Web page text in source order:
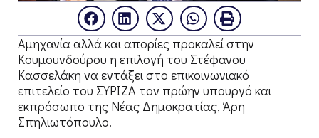
Αμηχανία αλλά και απορίες προκαλεί στην
Κουμουνδούρου η επιλογή του Στέφανου
Κασσελάκη να εντάξει στο επικοινωνιακό
επιτελείο του ΣΥΡΙΖΑ τον πρώην υπουργό και
εκπρόσωπο της Νέας Δημοκρατίας, Άρη
Σπηλιωτόπουλο.